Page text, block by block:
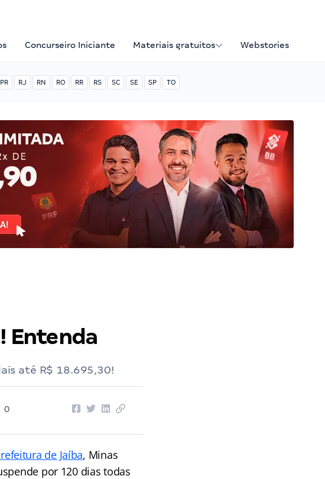
Concurseiro Iniciante Materiais gratuitos Webstories
PR RJ RN RO RR RS SC SE SP TO
Entenda
até R$ 18.695,30!
0
de Jaíba, Minas
por 120 dias todas